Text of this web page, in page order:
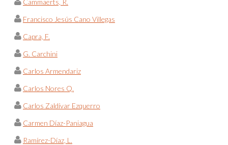
Cammaerts, R.
Francisco Jesús Cano Villegas
Capra, F.
G. Carchini
Carlos Armendariz
Carlos Nores Q.
Carlos Zaldívar Ezquerro
Carmen Díaz-Paniagua
Ramírez-Díaz, L.